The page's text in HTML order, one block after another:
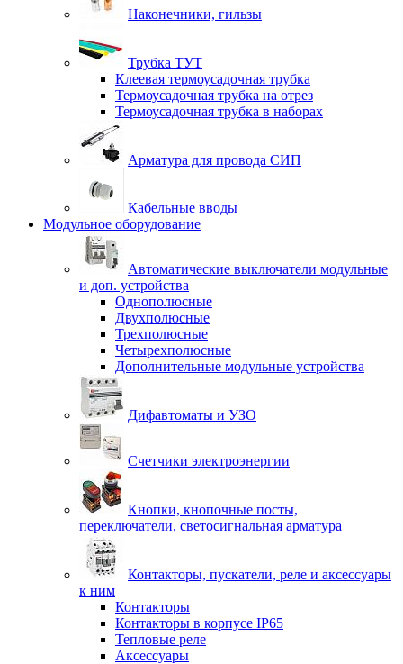
Наконечники, гильзы
Трубка ТУТ
Клеевая термоусадочная трубка
Термоусадочная трубка на отрез
Термоусадочная трубка в наборах
Арматура для провода СИП
Кабельные вводы
Модульное оборудование
Автоматические выключатели модульные
и доп. устройства
Однополюсные
Двухполюсные
Трехполюсные
Четырехполюсные
Дополнительные модульные устройства
Дифавтоматы и УЗО
Счетчики электроэнергии
Кнопки, кнопочные посты,
переключатели, светосигнальная арматура
Контакторы, пускатели, реле и аксессуары
к ним
Контакторы
Контакторы в корпусе IP65
Тепловые реле
Аксессуары